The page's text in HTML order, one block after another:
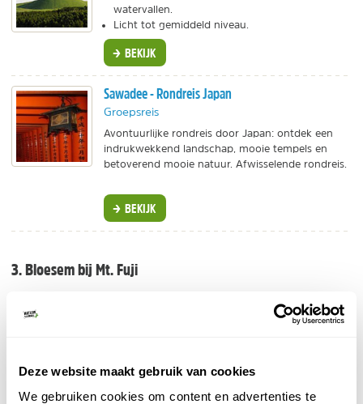
Deze website maakt gebruik van cookies
We gebruiken cookies om content en advertenties te
watervallen.
Licht tot gemiddeld niveau.
BEKIJK
Sawadee - Rondreis Japan
Groepsreis
Avontuurlijke rondreis door Japan: ontdek een
indrukwekkend landschap, mooie tempels en
betoverend mooie natuur. Afwisselende rondreis.
BEKIJK
3. Bloesem bij Mt. Fuji
mooist om te bezoeken. Rond de berg staan dan de
Five Lakesrond Fuji en geniet van de vrolijke roze
bloesembomen. Een van de topplekken voor bloesem